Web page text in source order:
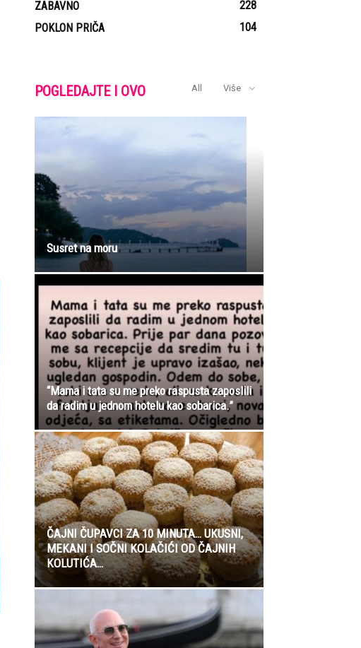
ZABAVNO
228
POKLON PRIČA
104
POGLEDAJTE I OVO All Više
Susret na moru
“Mama i tata su me preko raspusta zaposlili
da radim u jednom hotelu kao sobarica.”
ČAJNI ČUPAVCI ZA 10 MINUTA… UKUSNI,
MEKANI I SOČNI KOLAČIĆI OD ČAJNIH
KOLUTIĆA…